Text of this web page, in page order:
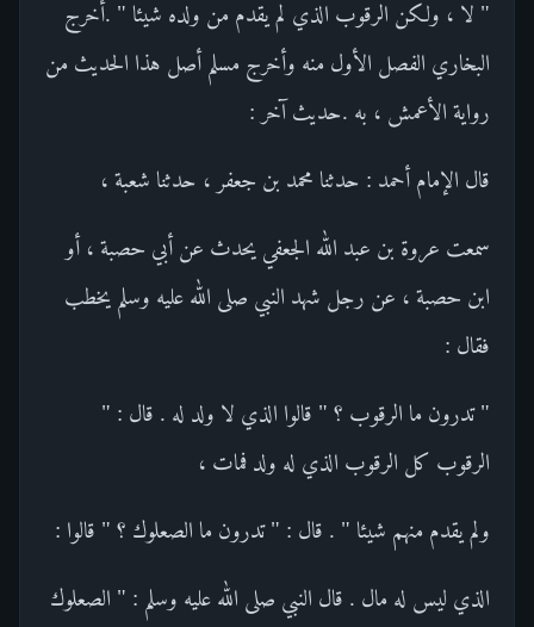
" لا ، ولكن الرقوب الذي لم يقدم من ولده شيئا " .أخرج
البخاري الفصل الأول منه وأخرج مسلم أصل هذا الحديث من
رواية الأعمش ، به .حديث آخر :
قال الإمام أحمد : حدثنا محمد بن جعفر ، حدثنا شعبة ،
سمعت عروة بن عبد الله الجعفي يحدث عن أبي حصبة ، أو
ابن حصبة ، عن رجل شهد النبي صلى الله عليه وسلم يخطب
فقال :
" تدرون ما الرقوب ؟ " قالوا الذي لا ولد له . قال : "
الرقوب كل الرقوب الذي له ولد فمات ،
ولم يقدم منهم شيئا " . قال : " تدرون ما الصعلوك ؟ " قالوا :
الذي ليس له مال . قال النبي صلى الله عليه وسلم : " الصعلوك